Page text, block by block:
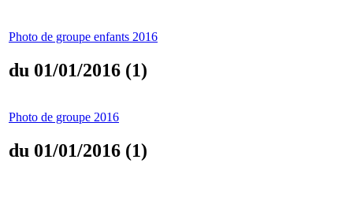
Photo de groupe enfants 2016
du 01/01/2016 (1)
Photo de groupe 2016
du 01/01/2016 (1)